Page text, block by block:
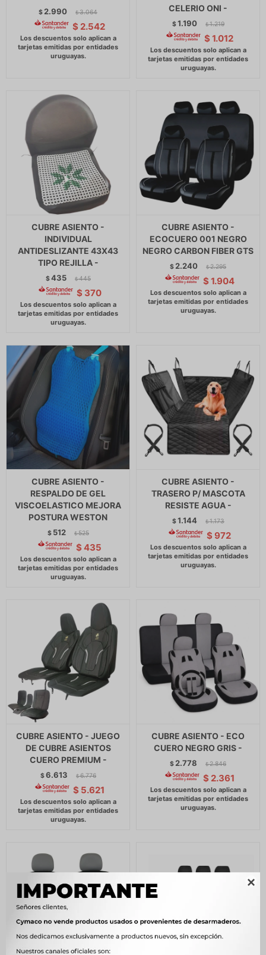

$ 2.990 $ 3.064
$ 2.542
CELERIO ONI -
$1.190 $ 1.219
$ 1.012
CUBRE ASIENTO -
INDIVIDUAL
ANTIDESLIZANTE 43X43
TIPO REJILLA -
$435 $ 445
$ 370
CUBRE ASIENTO -
ECOCUERO 001 NEGRO
NEGRO CARBON FIBER GTS
$ 2.240 $ 2.295
$ 1.904
CUBRE ASIENTO -
RESPALDO DE GEL
VISCOELASTICO MEJORA
POSTURA WESTON
$ 512 $ 525
$ 435
CUBRE ASIENTO -
TRASERO P/ MASCOTA
RESISTE AGUA -
$1.144 $ 1.173
$ 972
CUBRE ASIENTO - JUEGO
DE CUBRE ASIENTOS
CUERO PREMIUM -
$6.613 $ 6.776
$ 5.621
CUBRE ASIENTO - ECO
CUERO NEGRO GRIS -
$ 2.778 $ 2.846
$ 2.361